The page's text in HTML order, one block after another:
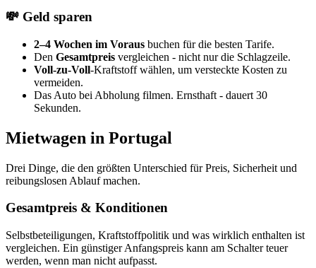
💸 Geld sparen
2–4 Wochen im Voraus buchen für die besten Tarife.
Den Gesamtpreis vergleichen - nicht nur die Schlagzeile.
Voll-zu-Voll-Kraftstoff wählen, um versteckte Kosten zu
vermeiden.
Das Auto bei Abholung filmen. Ernsthaft - dauert 30
Sekunden.
Mietwagen in Portugal
Drei Dinge, die den größten Unterschied für Preis, Sicherheit und
reibungslosen Ablauf machen.
Gesamtpreis & Konditionen
Selbstbeteiligungen, Kraftstoffpolitik und was wirklich enthalten ist
vergleichen. Ein günstiger Anfangspreis kann am Schalter teuer
werden, wenn man nicht aufpasst.